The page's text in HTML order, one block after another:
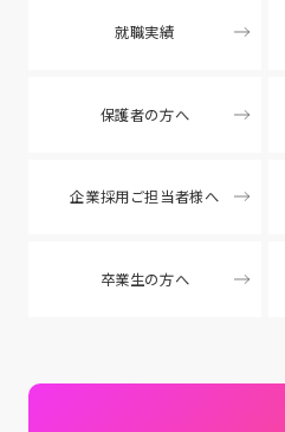
就職実績
保護者の方へ
企業採用ご担当者様へ
卒業生の方へ